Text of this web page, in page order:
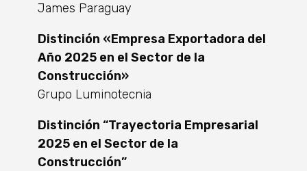
James Paraguay
Distinción «Empresa Exportadora del
Año 2025 en el Sector de la
Construcción»
Grupo Luminotecnia
Distinción “Trayectoria Empresarial
2025 en el Sector de la
Construcción”